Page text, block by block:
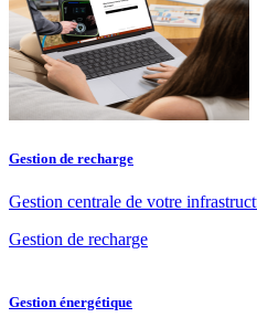
Gestion de recharge
Gestion centrale de votre
Gestion de recharge
Gestion énergétique